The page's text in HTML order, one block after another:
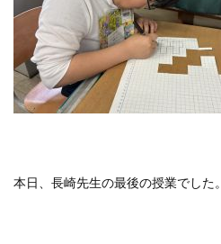
本日、長崎先生の最後の授業でした。